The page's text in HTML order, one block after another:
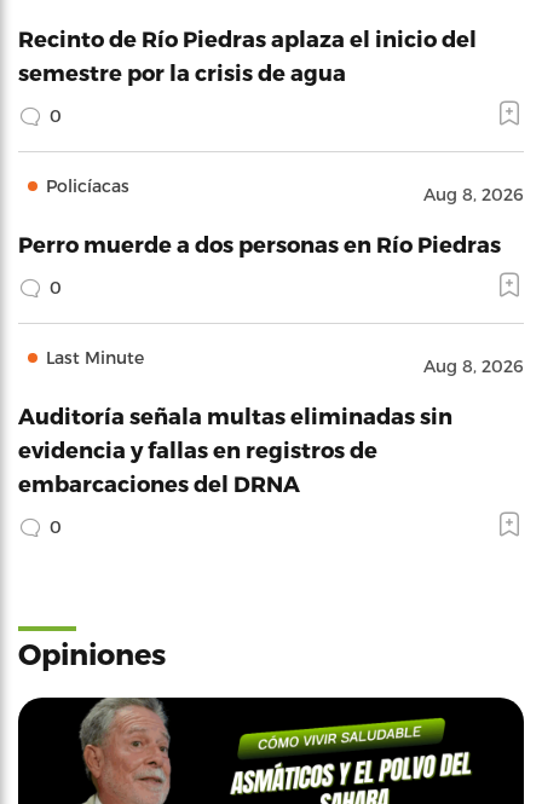
Recinto de Río Piedras aplaza el inicio del
semestre por la crisis de agua
0
Policíacas Aug 8, 2026
Perro muerde a dos personas en Río Piedras
0
Last Minute Aug 8, 2026
Auditoría señala multas eliminadas sin
evidencia y fallas en registros de
embarcaciones del DRNA
0
Opiniones